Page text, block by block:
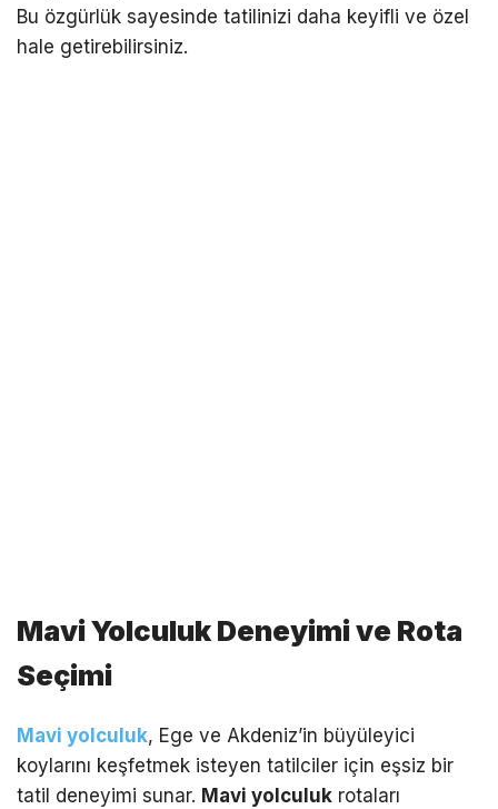
Bu özgürlük sayesinde tatilinizi daha keyifli ve özel
hale getirebilirsiniz.
Mavi Yolculuk Deneyimi ve Rota
Seçimi
Mavi yolculuk, Ege ve Akdeniz’in büyüleyici
koylarını keşfetmek isteyen tatilciler için eşsiz bir
tatil deneyimi sunar. Mavi yolculuk rotaları